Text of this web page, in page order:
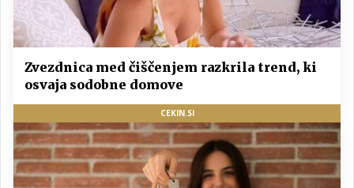
Zvezdnica med čiščenjem razkrila trend, ki
osvaja sodobne domove
CEKIN.SI